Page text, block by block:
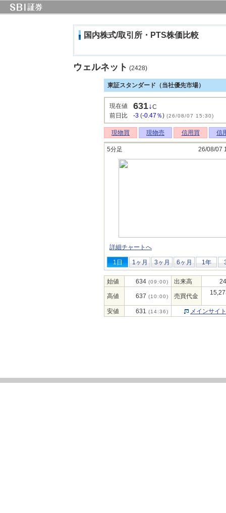
国内株式/取引所・PTS株価比較
ウェルネット (2428)
東証スタンダード（当社優先市場）
現在値 631↓C
前日比
-3 (-0.47％) (26/08/07 15:30)
現物買 現物売 信用買 信
5分足 26/08/07
詳細チャートへ
1日 1ヶ月 3ヶ月 6ヶ月 1年
始値 634 (09:00) 出来高
高値 637 (10:00) 売買代金
安値 631 (14:36) メインサイ